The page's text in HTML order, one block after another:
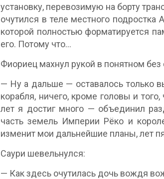
установку, перевозимую на борту
очутился в теле местного
которой полностью форматируется
его. Потому что…
Фиориец махнул рукой в понятном
— Ну а дальше — оставалось только
корабля, ничего, кроме головы и
лет я достиг много — объединил
часть земель Империи Рёко и
изменит мои дальнейшие планы, лет
Саури шевельнулся:
— Как здесь очутилась дочь вождя